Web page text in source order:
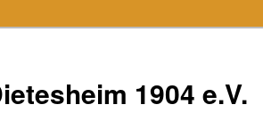
1904 e.V.